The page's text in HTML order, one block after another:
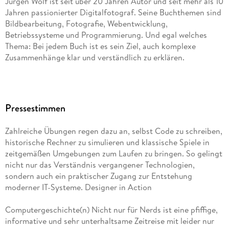
1. 11 . . . Das Lochkartensystem (1805) . . . 42
1. 12 . . . Die Differenzmaschine -- der mechanische Computer
(1837) . . . 44
1. 13 . . . Messenger 2. 0 -- elektrische Telegrafie (1836) . . . 46
1. 15 . . . Das erste Faxgerät (1843) . . . 51
1. 16 . . . Boolesche Algebra (1854) . . . 53
1. 17 . . . Die erste elektrische Spam-Nachricht (1864) . . . 54
1. 18 . . . Die erste Volkszählung mit einem Lochkartensystem
(1890) . . . 54
1. 19 . . . Die Turingmaschine (1936) . . . 56
Jahren passionierter Digitalfotograf. Seine Buchthemen sind
Bildbearbeitung, Fotografie, Webentwicklung,
Betriebssysteme und Programmierung. Und egal welches
Thema: Bei jedem Buch ist es sein Ziel, auch komplexe
Zusammenhänge klar und verständlich zu erklären.
Pressestimmen
Zahlreiche Übungen regen dazu an, selbst Code zu schreiben,
historische Rechner zu simulieren und klassische Spiele in
zeitgemäßen Umgebungen zum Laufen zu bringen. So gelingt
nicht nur das Verständnis vergangener Technologien,
sondern auch ein praktischer Zugang zur Entstehung
moderner IT-Systeme. Designer in Action
Computergeschichte(n) Nicht nur für Nerds ist eine pfiffige,
informative und sehr unterhaltsame Zeitreise mit leider nur